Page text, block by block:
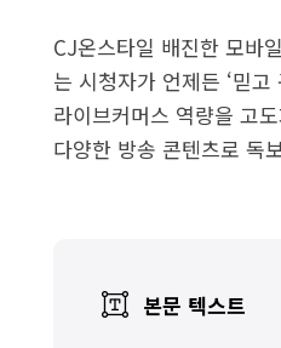
CJ온스타일 배진한 모바
는 시청자가 언제든 ‘믿
라이브커머스 역량을 고
다양한 방송 콘텐츠로 독
본문 텍스트